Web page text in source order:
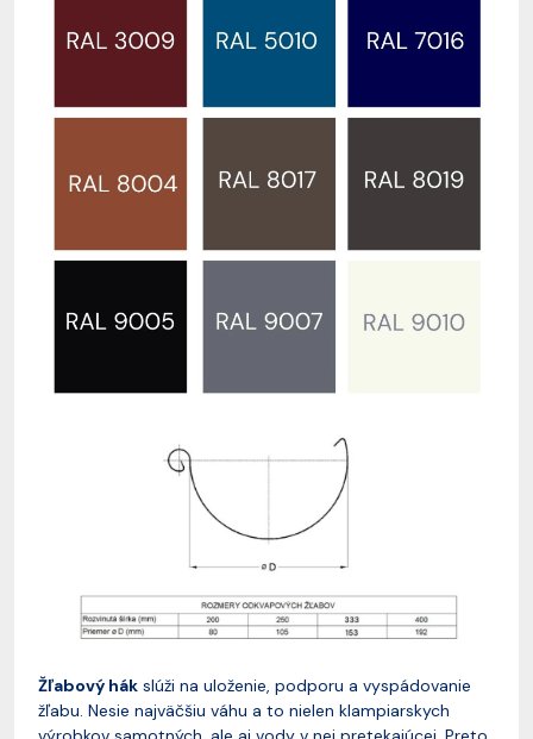
Žľabový hák slúži na uloženie, podporu a vyspádovanie
žľabu. Nesie najväčšiu váhu a to nielen klampiarskych